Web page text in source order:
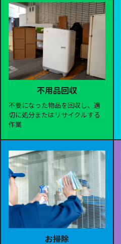
不用品回収
不要になった物品を回収し、適
切に処分またはリサイクルする
作業
お掃除